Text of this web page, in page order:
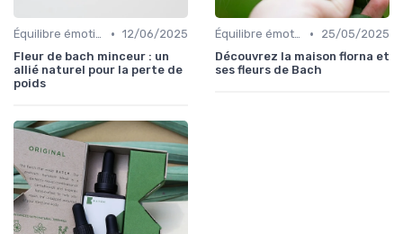
Équilibre émotionnel • 12/06/2025
Fleur de bach minceur : un
allié naturel pour la perte de
poids
Équilibre émotionnel •
25/05/2025
Découvrez la maison florna et
ses fleurs de Bach